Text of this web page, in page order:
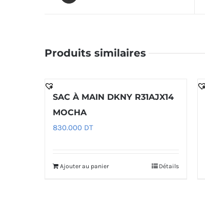
Produits similaires
SAC À MAIN DKNY R31AJX14
MOCHA
830.000 DT
Ajouter au panier Détails